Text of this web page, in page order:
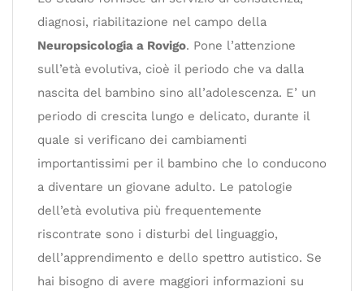
diagnosi, riabilitazione nel campo della
Neuropsicologia a Rovigo. Pone l’attenzione
sull’età evolutiva, cioè il periodo che va dalla
nascita del bambino sino all’adolescenza. E’ un
periodo di crescita lungo e delicato, durante il
quale si verificano dei cambiamenti
importantissimi per il bambino che lo conducono
a diventare un giovane adulto. Le patologie
dell’età evolutiva più frequentemente
riscontrate sono i disturbi del linguaggio,
dell’apprendimento e dello spettro autistico. Se
hai bisogno di avere maggiori informazioni su